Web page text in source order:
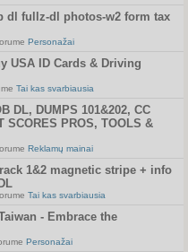
dl fullz-dl photos-w2 form tax
Personažai
USA ID Cards & Driving
Tai kas svarbiausia
DL, DUMPS 101&202, CC
SCORES PROS, TOOLS &
Reklamų mainai
1&2 magnetic stripe + info
Tai kas svarbiausia
- Embrace the
Personažai